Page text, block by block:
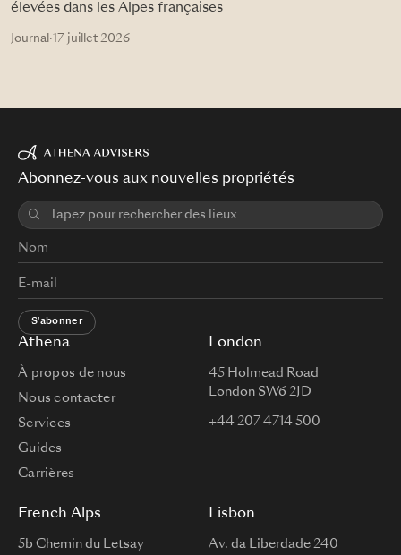
élevées dans les Alpes françaises
Journal ·17 juillet 2026
Athena
À propos de nous
Nous contacter
Services
Guides
Carrières
London
45 Holmead Road
London SW6 2JD
+44 207 4714 500
French Alps
5b Chemin du Letsay
Lisbon
Av. da Liberdade 240
Abonnez-vous aux nouvelles propriétés
S'abonner